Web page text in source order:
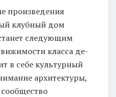
произведения
клубный дом
следующим
класса де-
в себе культурный
архитектуры,
сообщество